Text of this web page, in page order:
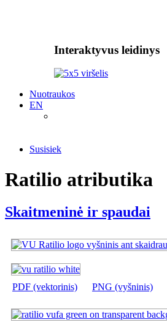
Interaktyvus leidinys
Nuotraukos
EN
Susisiek
Ratilio atributika
Skaitmeninė ir spaudai
PDF (vektorinis) PNG (vyšninis)